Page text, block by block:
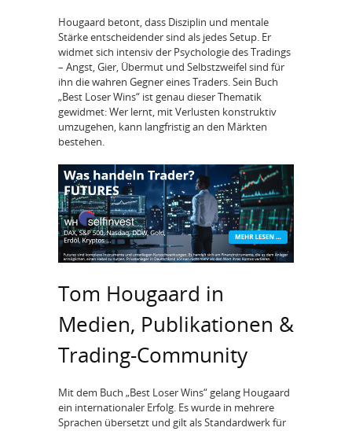
Hougaard betont, dass Disziplin und mentale
Stärke entscheidender sind als jedes Setup. Er
widmet sich intensiv der Psychologie des Tradings
– Angst, Gier, Übermut und Selbstzweifel sind für
ihn die wahren Gegner eines Traders. Sein Buch
„Best Loser Wins“ ist genau dieser Thematik
gewidmet: Wer lernt, mit Verlusten konstruktiv
umzugehen, kann langfristig an den Märkten
bestehen.
Tom Hougaard in
Medien, Publikationen &
Trading-Community
Mit dem Buch „Best Loser Wins“ gelang Hougaard
ein internationaler Erfolg. Es wurde in mehrere
Sprachen übersetzt und gilt als Standardwerk für